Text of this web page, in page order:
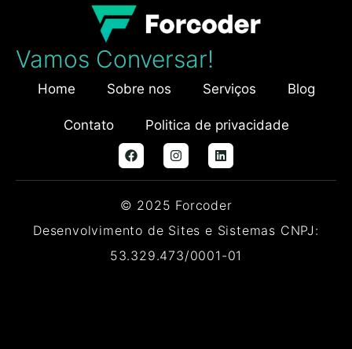
Vamos Conversar!
Home Sobre nos Serviços Blog
Contato Politica de privacidade
© 2025 Forcoder
Desenvolvimento de Sites e Sistemas CNPJ:
53.329.473/0001-01